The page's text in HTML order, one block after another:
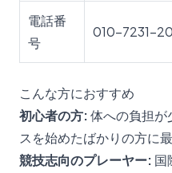
電話番
号
010-7231-
こんな方におすすめ
初心者の方:体への負担が
スを始めたばかりの方に最
競技志向のプレーヤー: 国